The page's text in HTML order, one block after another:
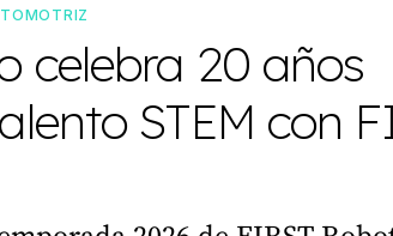
celebra 20 años
STEM con